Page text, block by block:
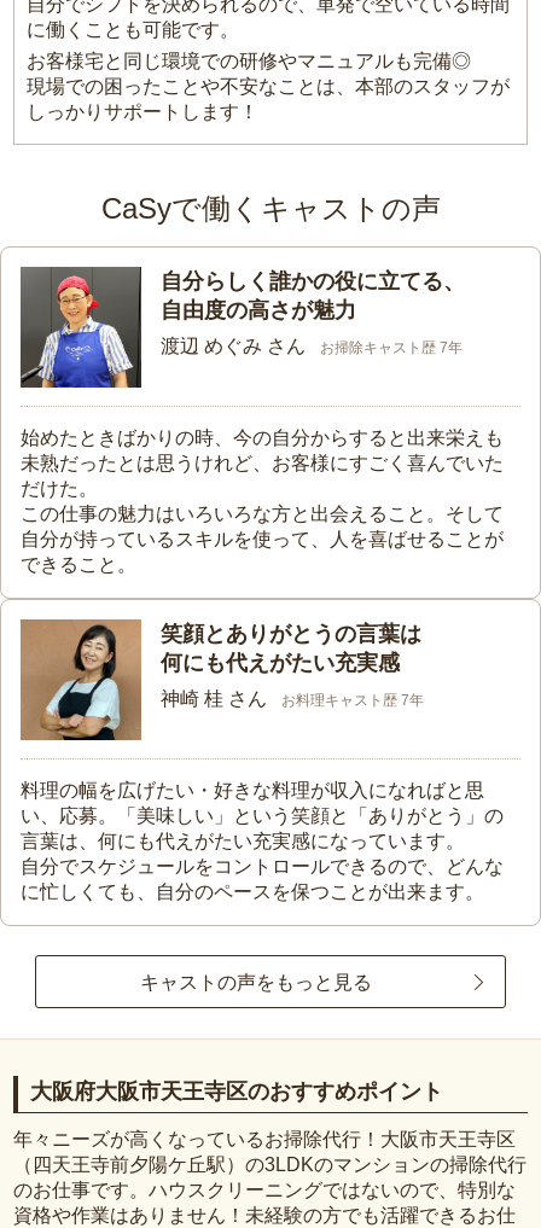
自分でシフトを決められるので、単発で空いている時間
に働くことも可能です。
お客様宅と同じ環境での研修やマニュアルも完備◎
現場での困ったことや不安なことは、本部のスタッフが
しっかりサポートします！
CaSyで働くキャストの声
自分らしく誰かの役に立てる、
自由度の高さが魅力
渡辺 めぐみ さん お掃除キャスト歴 7年
始めたときばかりの時、今の自分からすると出来栄えも
未熟だったとは思うけれど、お客様にすごく喜んでいた
だけた。
この仕事の魅力はいろいろな方と出会えること。そして
自分が持っているスキルを使って、人を喜ばせることが
できること。
笑顔とありがとうの言葉は
何にも代えがたい充実感
神崎 桂 さん お料理キャスト歴 7年
料理の幅を広げたい・好きな料理が収入になればと思
い、応募。「美味しい」という笑顔と「ありがとう」の
言葉は、何にも代えがたい充実感になっています。
自分でスケジュールをコントロールできるので、どんな
に忙しくても、自分のペースを保つことが出来ます。
キャストの声をもっと見る
大阪府大阪市天王寺区のおすすめポイント
年々ニーズが高くなっているお掃除代行！大阪市天王寺区
（四天王寺前夕陽ケ丘駅）の3LDKのマンションの掃除代行
のお仕事です。ハウスクリーニングではないので、特別な
資格や作業はありません！未経験の方でも活躍できるお仕